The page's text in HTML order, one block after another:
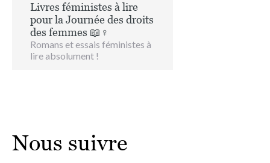
Livres féministes à lire
pour la Journée des droits
des femmes 📖♀️
Romans et essais féministes à
lire absolument !
Nous suivre